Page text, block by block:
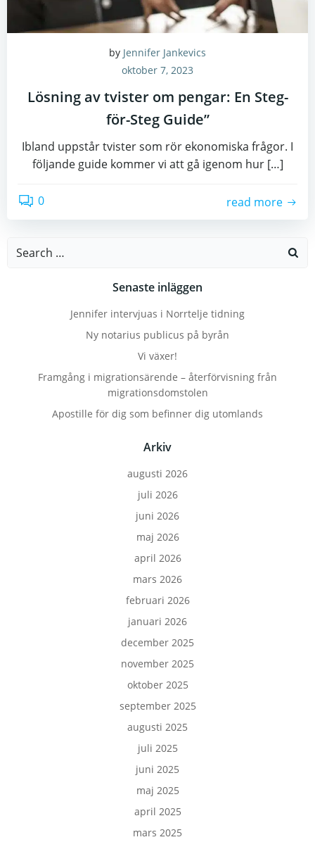
by Jennifer Jankevics
oktober 7, 2023
Lösning av tvister om pengar: En Steg-
för-Steg Guide”
Ibland uppstår tvister som rör ekonomiska frågor. I
följande guide kommer vi att gå igenom hur […]
0 read more
Search
Senaste inläggen
Jennifer intervjuas i Norrtelje tidning
Ny notarius publicus på byrån
Vi växer!
Framgång i migrationsärende – återförvisning från
migrationsdomstolen
Apostille för dig som befinner dig utomlands
Arkiv
augusti 2026
juli 2026
juni 2026
maj 2026
april 2026
mars 2026
februari 2026
januari 2026
december 2025
november 2025
oktober 2025
september 2025
augusti 2025
juli 2025
juni 2025
maj 2025
april 2025
mars 2025